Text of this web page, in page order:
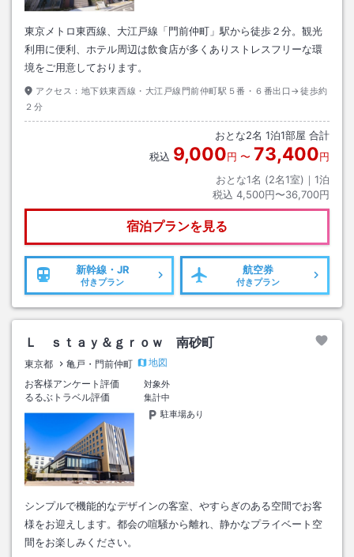
東京メトロ東西線、大江戸線「門前仲町」駅から徒歩２分。観光
利用に便利、ホテル周辺は飲食店が多くありストレスフリーな環
境をご用意しております。
アクセス： 地下鉄東西線・大江戸線門前仲町駅５番・６番出口→徒歩約
２分
おとな2名 1泊1部屋 合計
税込 9,000円 〜 73,400円
おとな1名 (2名1室)｜ 1泊
税込 4,500円〜36,700円
宿泊プランを見る
新幹線・JR
付きプラン
航空券
付きプラン
Ｌ ｓｔａｙ＆ｇｒｏｗ 南砂町
東京都 亀戸・門前仲町
地図
お客様アンケート評価
対象外
るるぶトラベル評価
集計中
駐車場あり
シンプルで機能的なデザインの客室、やすらぎのある空間でお客
様をお迎えします。都会の喧騒から離れ、静かなプライベート空
間をお楽しみください。